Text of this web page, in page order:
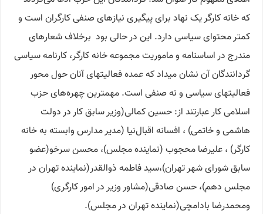
که خانه کارگر یک نهاد برای پیگیری نیازهای صنفی کارگران است و
کمتر محتوای سیاسی دارد. این در حالی بود برخلاف شعارهای
مندرج در اساسنامه و ماموریت مجموعه خانه کارگر، کارنامه سیاسی
گردانندگان آن نشان میداد که عمده فعالیتهای آنان حول محور
فعالیتهای سیاسی و نه صنفی است. مهمترین چهره‌‎های حزب
اسلامی کار عبارتند از: حسین کمالی(وزیر سابق کار در دولت
هاشمی و خاتمی) ، افسانه اقبال‌نیا (مدیر مدارس وابسته به خانه
کارگر) ، علیرضا محجوب (نماینده مجلس)، محسن سرخو(عضو
سابق شورای شهر تهران)،سید فاطمه ذوالقدر(نماینده تهران در
مجلس دهم)، حسن صادقی(مشاور وزیر در امور کارگری)
ومحمدرضا بادامچی(نماینده تهران در مجلس).